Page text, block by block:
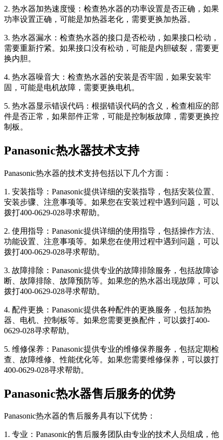
2. 热水器加热速度慢：检查热水器的功率设置是否正确，如果
功率设置正确，可能是加热器老化，需要更换加热器。
3. 热水器漏水：检查热水器的接口是否松动，如果接口松动，
需要重新拧紧。如果接口没有松动，可能是内胆破裂，需要更
换内胆。
4. 热水器噪音大：检查热水器的安装是否牢固，如果安装牢
固，可能是电机故障，需要更换电机。
5. 热水器显示错误代码：根据错误代码的含义，检查相应的部
件是否正常，如果部件正常，可能是控制板故障，需要更换控
制板。
Panasonic热水器技术支持
Panasonic热水器的技术支持包括以下几个方面：
1. 安装指导：Panasonic提供详细的安装指导，包括安装位置、
安装步骤、注意事项等。如果您在安装过程中遇到问题，可以
拨打400-0629-028寻求帮助。
2. 使用指导：Panasonic提供详细的使用指导，包括操作方法、
功能设置、注意事项等。如果您在使用过程中遇到问题，可以
拨打400-0629-028寻求帮助。
3. 故障排除：Panasonic提供专业的故障排除服务，包括故障诊
断、故障排除、故障预防等。如果您的热水器出现故障，可以
拨打400-0629-028寻求帮助。
4. 配件更换：Panasonic提供各种配件的更换服务，包括加热
器、电机、控制板等。如果您需要更换配件，可以拨打400-
0629-028寻求帮助。
5. 维修保养：Panasonic提供专业的维修保养服务，包括定期检
查、故障维修、性能优化等。如果您需要维修保养，可以拨打
400-0629-028寻求帮助。
Panasonic热水器售后服务的优势
Panasonic热水器的售后服务具有以下优势：
1. 专业：Panasonic的售后服务团队由专业的技术人员组成，他